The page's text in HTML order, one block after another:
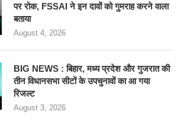
पर रोक, FSSAI ने इन दावों को गुमराह करने वाला
बताया
August 4, 2026
BIG NEWS : बिहार, मध्य प्रदेश और गुजरात की
तीन विधानसभा सीटों के उपचुनावों का आ गया
रिजल्ट
August 3, 2026